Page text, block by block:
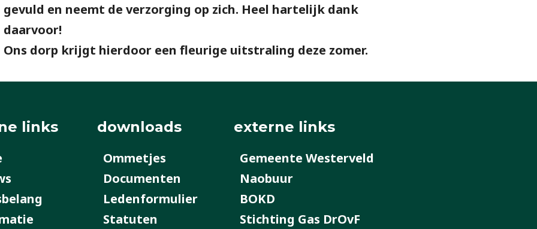
gevuld en neemt de verzorging op zich. Heel hartelijk dank
daarvoor!
Ons dorp krijgt hierdoor een fleurige uitstraling deze zomer.
links downloads
Ommetjes
Documenten
Ledenformulier
Statuten
externe links
Gemeente Westerveld
Naobuur
BOKD
Stichting Gas DrOvF